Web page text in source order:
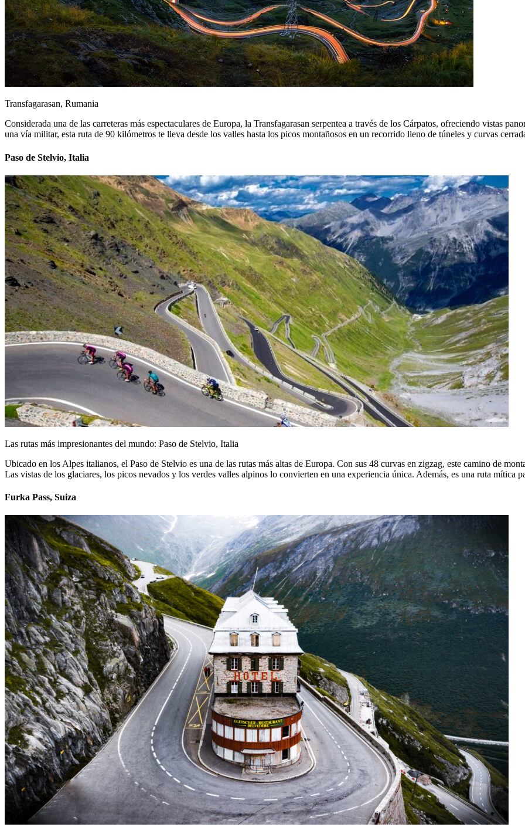
Transfagarasan, Rumania
Considerada una de las carreteras más espectaculares de Europa, la Transfagarasan serpentea a través de los Cárpatos, ofreciendo vistas
una vía militar, esta ruta de 90 kilómetros te lleva desde los valles hasta los picos montañosos en un recorrido lleno de túneles y curvas
Paso de Stelvio, Italia
Las rutas más impresionantes del mundo: Paso de Stelvio, Italia
Ubicado en los Alpes italianos, el Paso de Stelvio es una de las rutas más altas de Europa. Con sus 48 curvas en zigzag, este camino de
Las vistas de los glaciares, los picos nevados y los verdes valles alpinos lo convierten en una experiencia única. Además, es una ruta mítica
Furka Pass, Suiza